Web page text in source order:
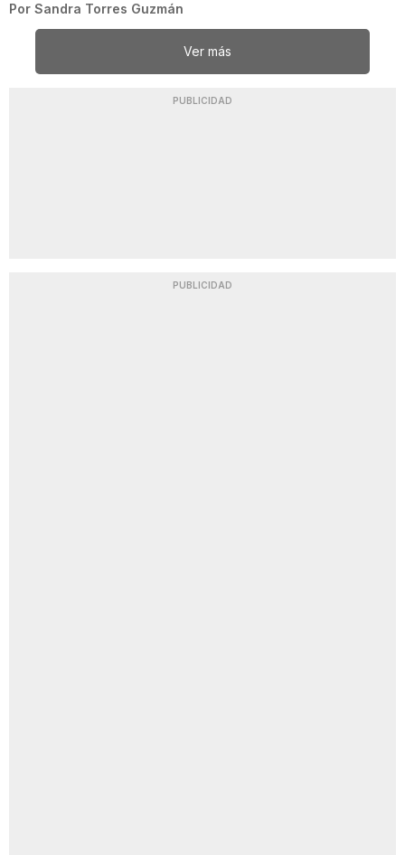
Por Sandra Torres Guzmán
Ver más
PUBLICIDAD
PUBLICIDAD